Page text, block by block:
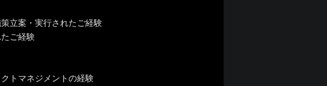
立案・実行されたご経験
ご経験
トマネジメントの経験